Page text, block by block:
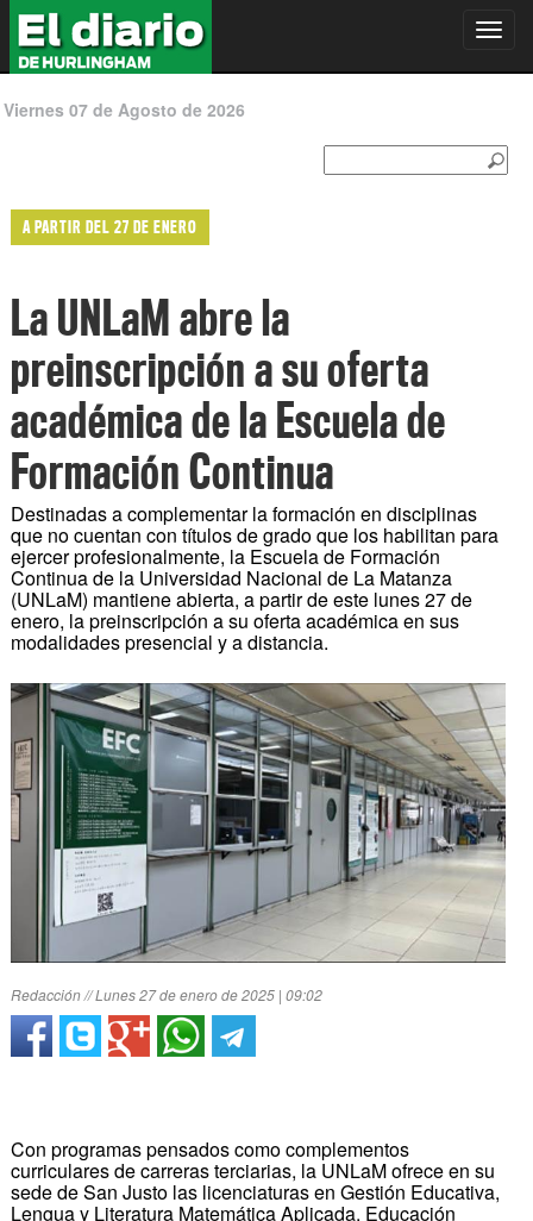
Viernes 07 de Agosto de 2026
A PARTIR DEL 27 DE ENERO
La UNLaM abre la
preinscripción a su oferta
académica de la Escuela de
Formación Continua
Destinadas a complementar la formación en disciplinas
que no cuentan con títulos de grado que los habilitan para
ejercer profesionalmente, la Escuela de Formación
Continua de la Universidad Nacional de La Matanza
(UNLaM) mantiene abierta, a partir de este lunes 27 de
enero, la preinscripción a su oferta académica en sus
modalidades presencial y a distancia.
Redacción // Lunes 27 de enero de 2025 | 09:02
Con programas pensados como complementos
curriculares de carreras terciarias, la UNLaM ofrece en su
sede de San Justo las licenciaturas en Gestión Educativa,
Lengua y Literatura Matemática Aplicada, Educación